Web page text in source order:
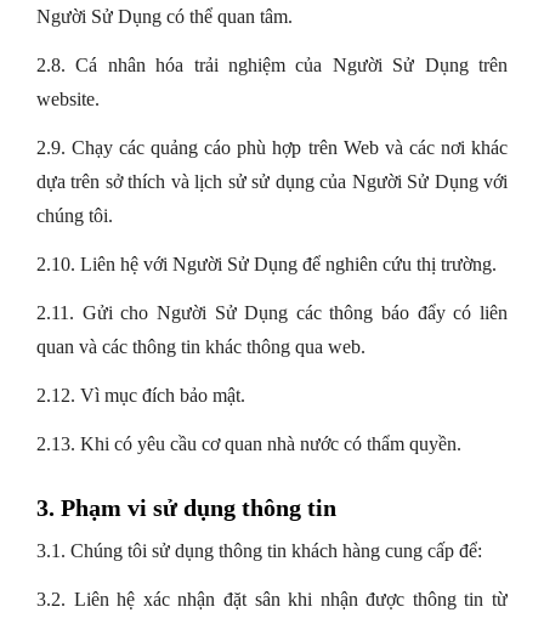
Người Sử Dụng có thể quan tâm.
2.8. Cá nhân hóa trải nghiệm của Người Sử Dụng trên
website.
2.9. Chạy các quảng cáo phù hợp trên Web và các nơi khác
dựa trên sở thích và lịch sử sử dụng của Người Sử Dụng với
chúng tôi.
2.10. Liên hệ với Người Sử Dụng để nghiên cứu thị trường.
2.11. Gửi cho Người Sử Dụng các thông báo đẩy có liên
quan và các thông tin khác thông qua web.
2.12. Vì mục đích bảo mật.
2.13. Khi có yêu cầu cơ quan nhà nước có thẩm quyền.
3. Phạm vi sử dụng thông tin
3.1. Chúng tôi sử dụng thông tin khách hàng cung cấp để:
3.2. Liên hệ xác nhận đặt sân khi nhận được thông tin từ